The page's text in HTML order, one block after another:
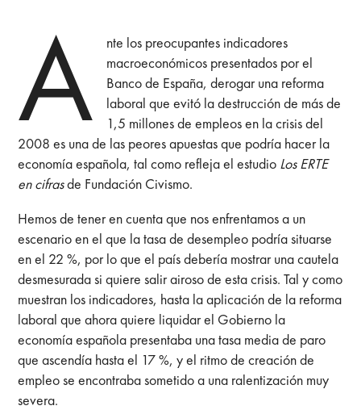
A
nte los preocupantes indicadores
macroeconómicos presentados por el
Banco de España, derogar una reforma
laboral que evitó la destrucción de más de
1,5 millones de empleos en la crisis del
2008 es una de las peores apuestas que podría hacer la
economía española, tal como refleja el estudio Los ERTE
en cifrasde Fundación Civismo.
Hemos de tener en cuenta que nos enfrentamos a un
escenario en el que la tasa de desempleo podría situarse
en el 22 %, por lo que el país debería mostrar una cautela
desmesurada si quiere salir airoso de esta crisis. Tal y como
muestran los indicadores, hasta la aplicación de la reforma
laboral que ahora quiere liquidar el Gobierno la
economía española presentaba una tasa media de paro
que ascendía hasta el 17 %, y el ritmo de creación de
empleo se encontraba sometido a una ralentización muy
severa.